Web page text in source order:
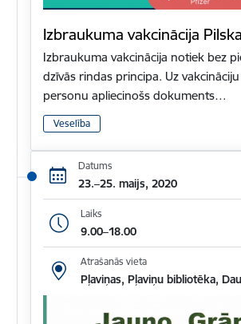
Izbraukuma vakcinācija
Izbraukuma vakcinācija notiek bez
dzīvās rindas principa. Uz
personu apliecinošs dokuments…
Veselība
Datums
23.–25. maijs, 2020
Laiks
9.00–18.00
Atrašanās vieta
Pļaviņas, Pļaviņu bibliotēka,